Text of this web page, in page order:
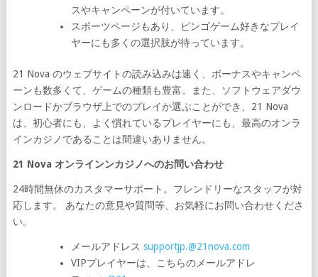
スやキャンペーンが付いています。
スポーツページもあり、ビンゴゲーム好きなプレイ
ヤーにも多くの選択肢が待っています。
21 Nova のウェブサイトの読み込みは速く、ボーナスやキャンペ
ーンも数多くて、ゲームの種類も豊富。また、ソフトウェアダウ
ンロードかブラウザ上でのプレイか選ぶことができ、21 Nova
は、初心者にも、よく慣れているプレイヤーにも、最高のオンラ
インカジノであることは間違いありません。
21 Nova オンラインンカジノへのお問い合わせ
24時間無休のカスタマーサポート。フレンドリーなスタッフが対
応します。 あなたの意見や質問等、お気軽にお問い合わせくださ
い。
メールアドレス supportjp.@21nova.com
VIPプレイヤーは、こちらのメールアドレ